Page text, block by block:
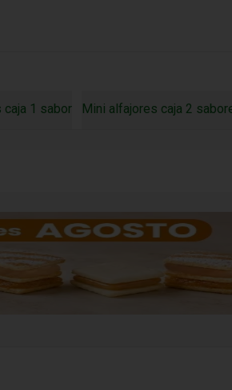
caja 1 sabor Mini alfajores caja 2